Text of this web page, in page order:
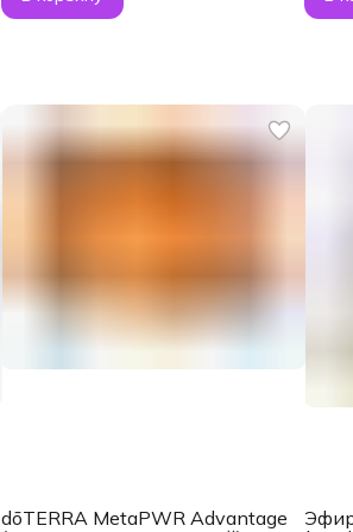
dōTERRA MetaPWR Advantage